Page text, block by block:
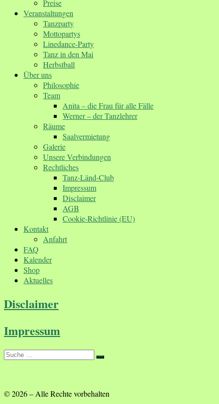
Preise
Veranstaltungen
Tanzparty
Mottopartys
Linedance-Party
Tanz in den Mai
Herbstball
Über uns
Philosophie
Team
Anita – die Frau für alle Fälle
Werner – der Tanzlehrer
Räume
Saalvermietung
Galerie
Unsere Verbindungen
Rechtliches
Tanz-Länd-Club
Impressum
Disclaimer
AGB
Cookie-Richtlinie (EU)
Kontakt
Anfahrt
FAQ
Kalender
Shop
Aktuelles
Disclaimer
Impressum
Suche
Suche
© 2026– Alle Rechte vorbehalten